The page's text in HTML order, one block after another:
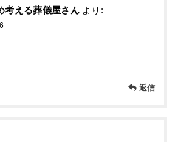
考える葬儀屋さん より:
返信